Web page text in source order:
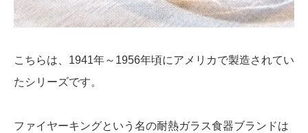
こちらは、1941年～1956年頃にアメリカで製造されてい
たシリーズです。
ファイヤーキングという名の耐熱ガラス食器ブランドは